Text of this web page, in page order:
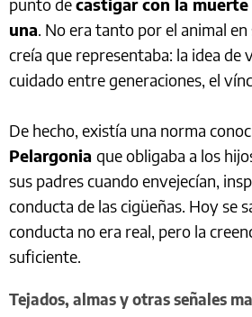
punto decastigar con la
una. No era tanto por el animal
creía que representaba: la idea de
cuidado entre generaciones, el
De hecho, existía una norma
Pelargonia que obligaba a los
sus padres cuando envejecían,
conducta de las cigüeñas. Hoy se
conducta no era real, pero la
suficiente.
Tejados, almas y otras señales